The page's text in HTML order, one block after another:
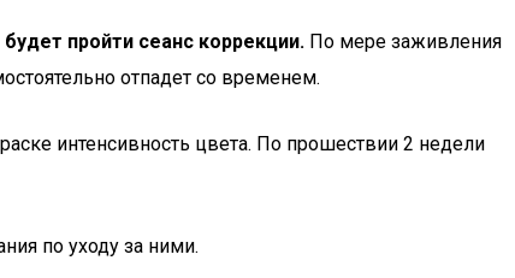
пройти сеанс коррекции. По мере заживления
отпадет со временем.
интенсивность цвета. По прошествии 2 недели
по уходу за ними.